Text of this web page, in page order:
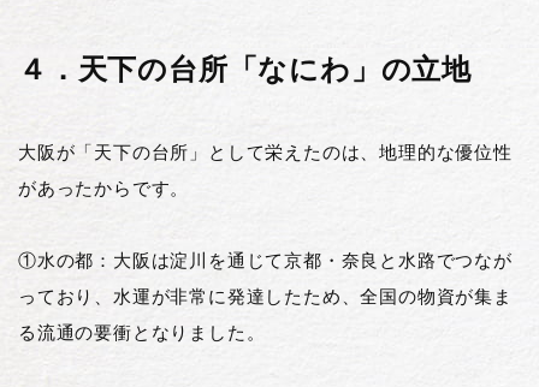
４．天下の台所「なにわ」の立地
大阪が「天下の台所」として栄えたのは、地理的な優位性
があったからです。
①水の都：大阪は淀川を通じて京都・奈良と水路でつなが
っており、水運が非常に発達したため、全国の物資が集ま
る流通の要衝となりました。